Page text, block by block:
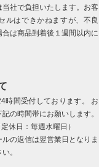
社で負担いたします。お客
ルはできかねますが、不良
は商品到着後１週間以内に
時間受付しております。 お
の時間帯にお願いします。
休日：毎週水曜日）
の返信は翌営業日となりま
。